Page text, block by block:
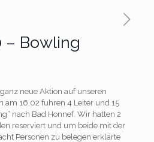
– Bowling
neue Aktion auf unseren
am 16.02 fuhren 4 Leiter und 15
nach Bad Honnef. Wir hatten 2
reserviert und um beide mit der
Personen zu belegen erklärte